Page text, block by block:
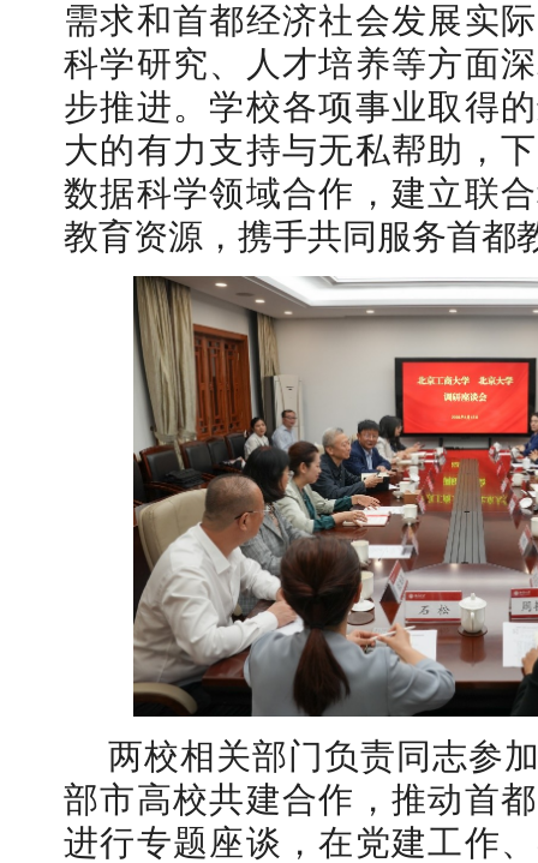
需求和首都经济社会发展实
科学研究、人才培养等方面
步推进。学校各项事业取得
大的有力支持与无私帮助，
数据科学领域合作，建立联
教育资源，携手共同服务首都
两校相关部门负责同志参
部市高校共建合作，推动首
进行专题座谈，在党建工作
北工商光影——2025年冬天